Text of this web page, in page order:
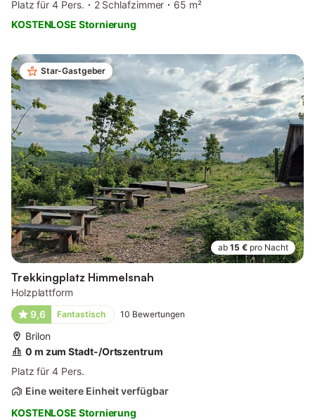
Platz für 4 Pers. 2 Schlafzimmer
65 m²
KOSTENLOSE Stornierung
Star-Gastgeber
ab 15 € pro Nacht
Trekkingplatz Himmelsnah
Holzplattform
9,6
Fantastisch 10 Bewertungen
Brilon
0 m zum Stadt-/Ortszentrum
Platz für 4 Pers.
Eine weitere Einheit verfügbar
KOSTENLOSE Stornierung